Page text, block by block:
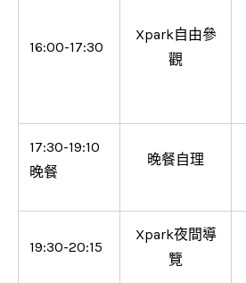
16:00-17:30
Xpark自由參
觀
17:30-19:10
晚餐
晚餐自理
19:30-20:15
Xpark夜間導
覽